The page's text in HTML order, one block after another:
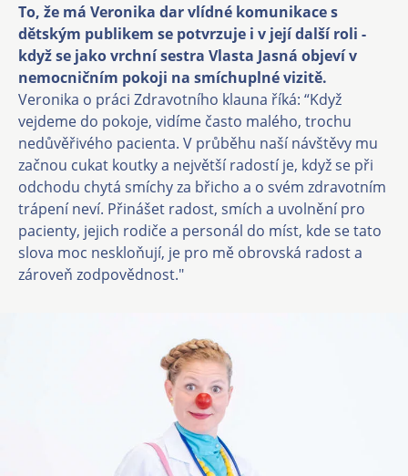
To, že má Veronika dar vlídné komunikace s
dětským publikem se potvrzuje i v její další roli -
když se jako vrchní sestra Vlasta Jasná objeví v
nemocničním pokoji na smíchuplné vizitě.
Veronika o práci Zdravotního klauna říká: “Když
vejdeme do pokoje, vidíme často malého, trochu
nedůvěřivého pacienta. V průběhu naší návštěvy mu
začnou cukat koutky a největší radostí je, když se při
odchodu chytá smíchy za břicho a o svém zdravotním
trápení neví. Přinášet radost, smích a uvolnění pro
pacienty, jejich rodiče a personál do míst, kde se tato
slova moc neskloňují, je pro mě obrovská radost a
zároveň zodpovědnost."